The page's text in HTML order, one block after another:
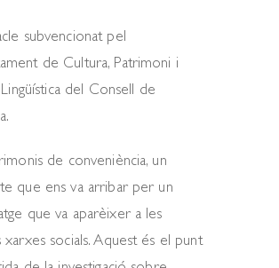
subvencionat pel
de Cultura, Patrimoni i
Lingüística del Consell de
de conveniència, un
que ens va arribar per un
que va aparèixer a les
xarxes socials. Aquest és el punt